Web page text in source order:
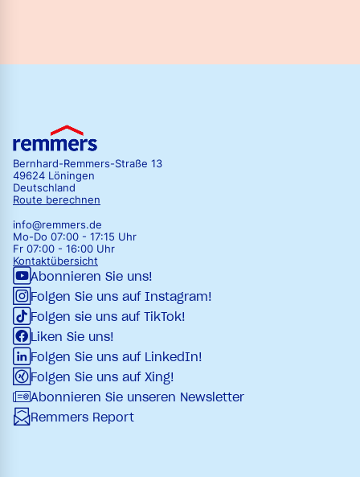
Bernhard-Remmers-Straße 13
49624 Löningen
Deutschland
Route berechnen
info@remmers.de
Mo-Do 07:00 - 17:15 Uhr
Fr 07:00 - 16:00 Uhr
Kontaktübersicht
Abonnieren Sie uns!
Folgen Sie uns auf Instagram!
Folgen sie uns auf TikTok!
Liken Sie uns!
Folgen Sie uns auf LinkedIn!
Folgen Sie uns auf Xing!
Abonnieren Sie unseren Newsletter
Remmers Report